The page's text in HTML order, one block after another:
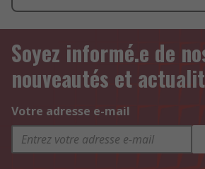
Soyez informé.e de
nouveautés et
Votre adresse e-mail